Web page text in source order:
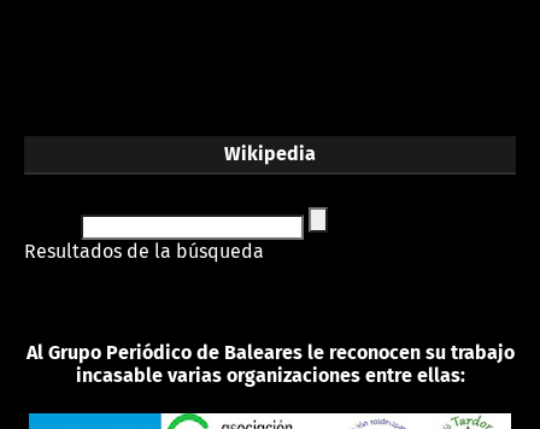
Wikipedia
Resultados de la búsqueda
Al Grupo Periódico de Baleares le reconocen su trabajo
incasable varias organizaciones entre ellas: